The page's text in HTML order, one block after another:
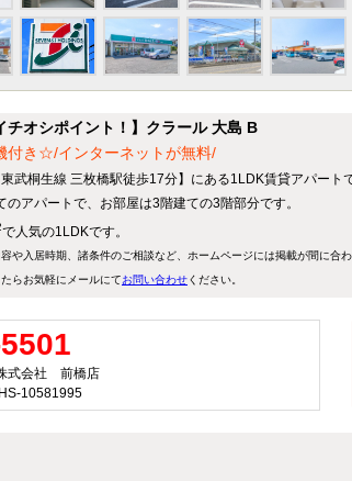
チオシポイント！】クラール 大島 B
付き☆/インターネットが無料/
武桐生線 三枚橋駅徒歩17分】にある1LDK賃貸アパートで
アパートで、お部屋は3階建ての3階部分です。
で人気の1LDKです。
や入居時期、諸条件のご相談など、ホームページには掲載が間に合
らお気軽にメールにてお問い合わせください。
式会社 前橋店
10581995